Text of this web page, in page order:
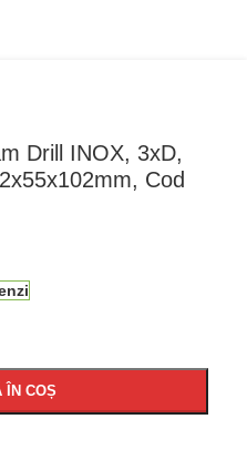
Drill INOX, 3xD,
Cod
ÎN COȘ